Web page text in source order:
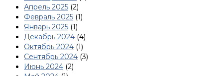
Апрель 2025 (2)
Февраль 2025 (1)
Январь 2025 (1)
Декабрь 2024 (4)
Октябрь 2024 (1)
Сентябрь 2024 (3)
Июнь 2024 (2)